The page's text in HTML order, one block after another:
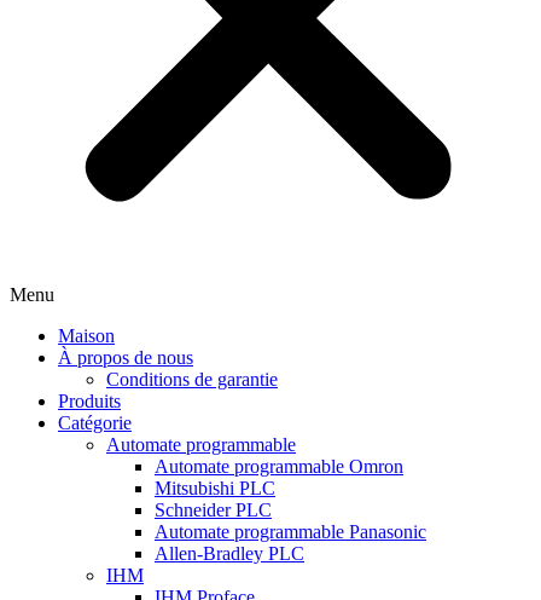
Menu
Maison
À propos de nous
Conditions de garantie
Produits
Catégorie
Automate programmable
Automate programmable Omron
Mitsubishi PLC
Schneider PLC
Automate programmable Panasonic
Allen-Bradley PLC
IHM